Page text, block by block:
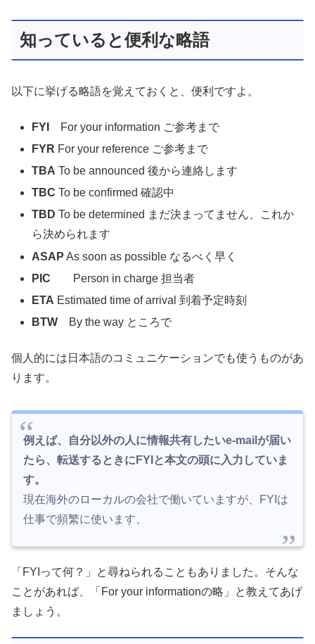
知っていると便利な略語
以下に挙げる略語を覚えておくと、便利ですよ。
FYI
For your information ご参考まで
FYR For your reference ご参考まで
TBA To be announced 後から連絡します
TBC To be confirmed 確認中
TBD To be determined まだ決まってません、これか
ら決められます
ASAP As soon as possible なるべく早く
PIC Person in charge 担当者
ETA Estimated time of arrival 到着予定時刻
BTW By the way ところで
個人的には日本語のコミュニケーションでも使うものがあ
ります。
例えば、自分以外の人に情報共有したいe-mailが届い
たら、転送するときにFYIと本文の頭に入力していま
す。
現在海外のローカルの会社で働いていますが、FYIは
仕事で頻繁に使います、
「FYIって何？」と尋ねられることもありました。そんな
ことがあれば、「For your informationの略」と教えてあげ
ましょう。